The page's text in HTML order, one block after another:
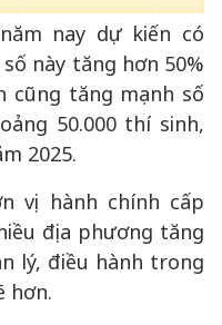
nay dự kiến có
này tăng hơn 50%
cũng tăng mạnh số
50.000 thí sinh,
2025.
vị hành chính cấp
địa phương tăng
lý, điều hành trong
hơn.